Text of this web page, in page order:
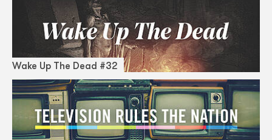
Wake Up The Dead #32